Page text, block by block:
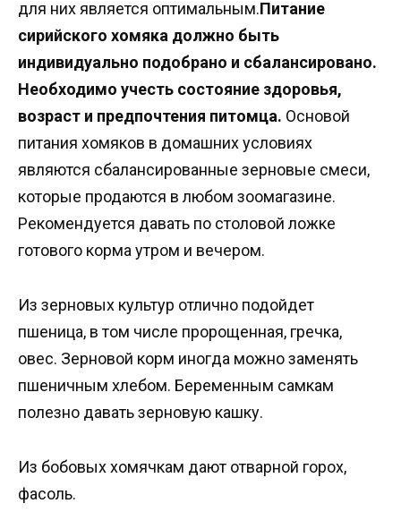
для них является оптимальным.Питание
сирийского хомяка должно быть
индивидуально подобрано и сбалансировано.
Необходимо учесть состояние здоровья,
возраст и предпочтения питомца. Основой
питания хомяков в домашних условиях
являются сбалансированные зерновые смеси,
которые продаются в любом зоомагазине.
Рекомендуется давать по столовой ложке
готового корма утром и вечером.
Из зерновых культур отлично подойдет
пшеница, в том числе пророщенная, гречка,
овес. Зерновой корм иногда можно заменять
пшеничным хлебом. Беременным самкам
полезно давать зерновую кашку.
Из бобовых хомячкам дают отварной горох,
фасоль.